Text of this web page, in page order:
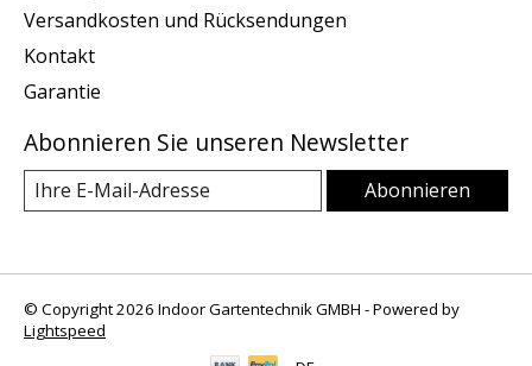
Versandkosten und Rücksendungen
Kontakt
Garantie
Abonnieren Sie unseren Newsletter
Abonnieren
© Copyright 2026 Indoor Gartentechnik GMBH - Powered by
Lightspeed